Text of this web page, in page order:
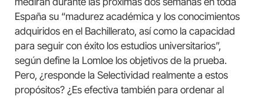
España su “madurez académica y los conocimientos
adquiridos en el Bachillerato, así como la capacidad
para seguir con éxito los estudios universitarios”,
según define la Lomloe los objetivos de la prueba.
Pero, ¿responde la Selectividad realmente a estos
propósitos? ¿Es efectiva también para ordenar al